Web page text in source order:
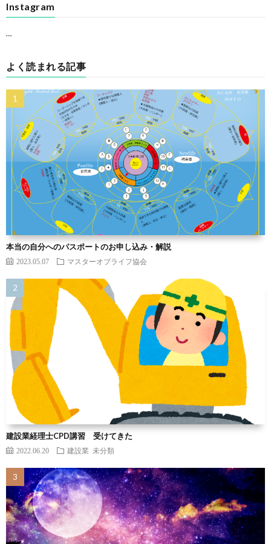
Instagram
…
よく読まれる記事
本当の自分へのパスポートのお申し込み・解説
2023.05.07 マスターオブライフ協会
建設業経理士CPD講習 受けてきた
2022.06.20 建設業 未分類